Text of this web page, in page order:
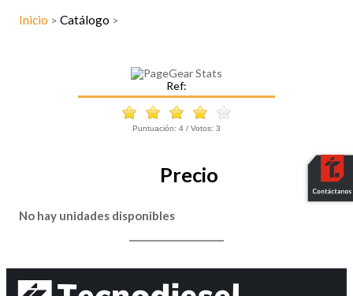
Inicio > Catálogo >
Ref:
Puntuación: 4 / Votos: 3
Precio
No hay unidades disponibles